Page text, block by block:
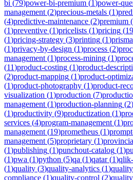
bi (79)power-bi-premium (1)power-
management (2)precious-metals (1)
(4)predictive-maintenance (2)premium (
(1)preventive (1)pricelists (1)pricing (19
(1)pricing-strategy (3)printing (1)prisma
(1)privacy-by-design (1)process (2)
management (1)process-mining (1)
(11)product-costing (1)product-
(2)product-mapping (1)product-
(1)product-photography (1)product-
visualization (1)production (7)
management (1)production-planning (2)
(1)productivity (9)productization (1)
services (4)program-management (1)
management (19)prometheus (1)
management (5)proprietary (1)
(1)publishing (1)punchout-catalog (1)
(1)pwa (1)python (5)qa (1)qatar(1)
(1)quality (3)quality-analytics (1)
compliance (1)quality-control (2)